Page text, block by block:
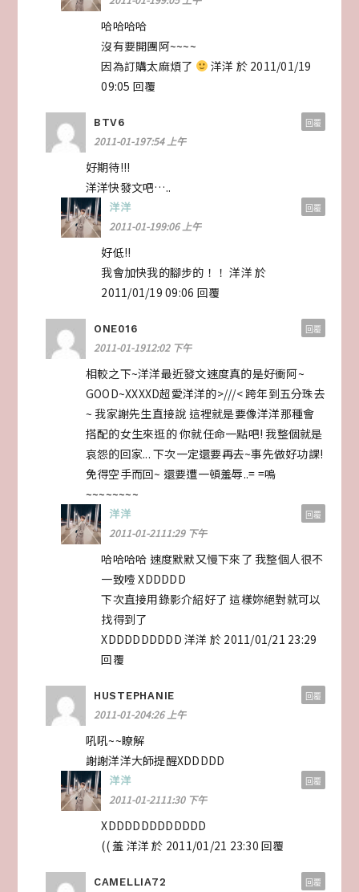
哈哈哈哈
沒有要開團阿~~~~
因為訂購太麻煩了
洋洋 於 2011/01/19
09:05 回覆
BTV6
2011-01-197:54 上午
好期待!!!
洋洋快發文吧…..
回覆
洋洋
2011-01-199:06 上午
好低!!
我會加快我的腳步的！！ 洋洋 於
2011/01/19 09:06 回覆
回覆
ONE016
2011-01-1912:02 下午
相較之下~洋洋最近發文速度真的是好衝阿~
GOOD~XXXXD超愛洋洋的>///< 跨年到五分珠去
~ 我家謝先生直接說 這裡就是要像洋洋那種會
搭配的女生來逛的 你就任命一點吧! 我整個就是
哀怨的回家... 下次一定還要再去~事先做好功課!
免得空手而回~ 還要遭一頓羞辱..= =嗚
~~~~~~~~
回覆
洋洋
2011-01-2111:29 下午
哈哈哈哈 速度默默又慢下來了 我整個人很不
一致噎 XDDDDD
下次直接用錄影介紹好了 這樣妳絕對就可以
找得到了
XDDDDDDDDD 洋洋 於 2011/01/21 23:29
回覆
回覆
HUSTEPHANIE
2011-01-204:26 上午
吼吼~~瞭解
謝謝洋洋大師提醒XDDDDD
回覆
洋洋
2011-01-2111:30 下午
XDDDDDDDDDDDD
(( 羞 洋洋 於 2011/01/21 23:30 回覆
回覆
CAMELLIA72 回覆